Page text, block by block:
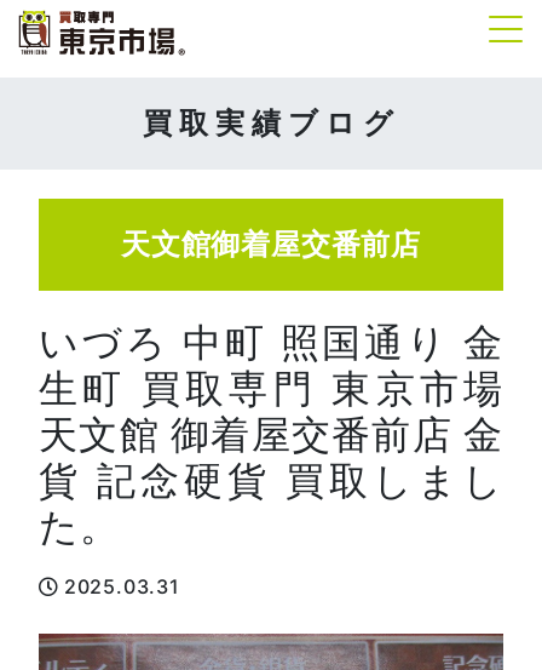
買取実績ブログ
天文館御着屋交番前店
いづろ 中町 照国通り 金
生町 買取専門 東京市場
天文館 御着屋交番前店 金
貨 記念硬貨 買取しまし
た。
2025.03.31